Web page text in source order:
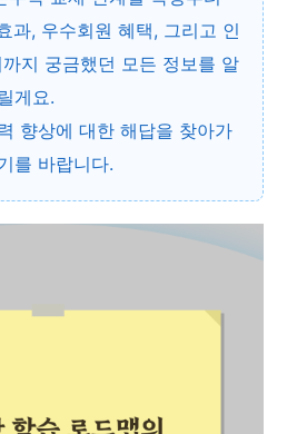
과, 우수회원 혜택, 그리고 인
지 궁금했던 모든 정보를 알
게요.
향상에 대한 해답을 찾아가
를 바랍니다.